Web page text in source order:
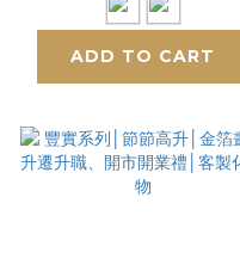
ADD TO CART